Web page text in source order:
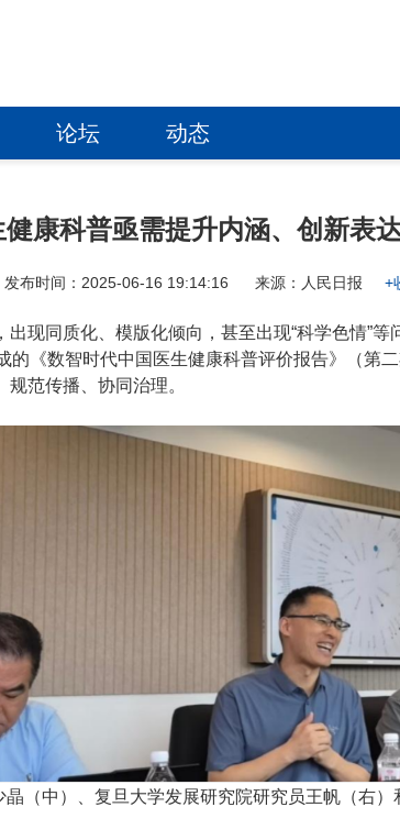
论坛 动态
健康科普亟需提升内涵、创新表
发布时间：2025-06-16 19:14:16 来源：人民日报 +
现同质化、模版化倾向，甚至出现“科学色情”
《数智时代中国医生健康科普评价报告》（第
范传播、协同治理。
（中）、复旦大学发展研究院研究员王帆（右